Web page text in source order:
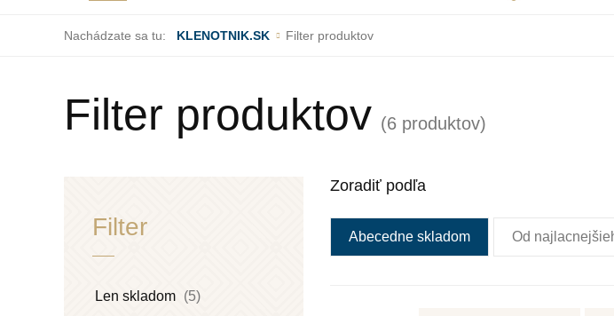
Nachádzate sa tu: KLENOTNIK.SK Filter produktov
Filter produktov (6 produktov)
Filter
Len skladom (5)
Zoradiť podľa
Abecedne skladom Od